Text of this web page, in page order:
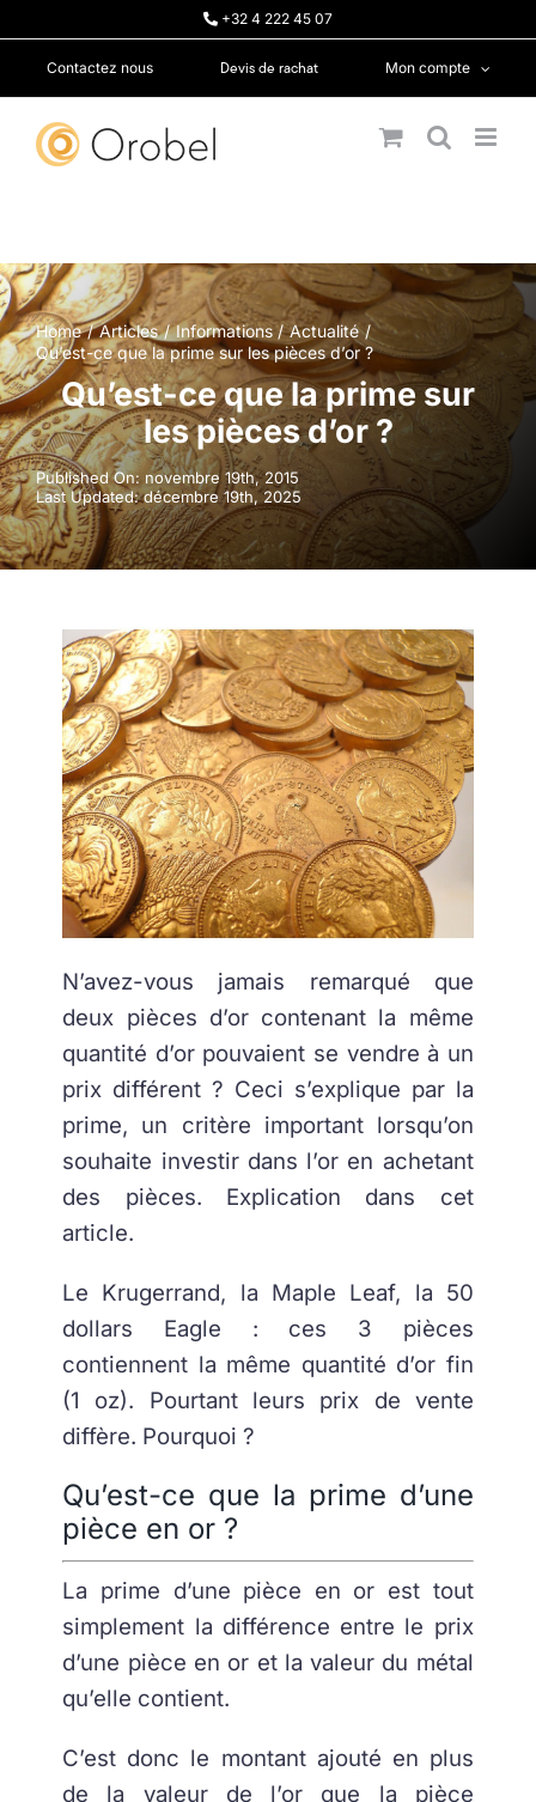
+32 4 222 45 07
Contactez nous Devis de rachat Mon compte
Home Articles Informations
Actualité
Qu’est-ce que la prime sur les pièces d’or ?
Qu’est-ce que la prime sur
les pièces d’or ?
Published On: novembre 19th, 2015
Last Updated: décembre 19th, 2025
N’avez-vous jamais remarqué que
deux pièces d’or contenant la même
quantité d’or pouvaient se vendre à un
prix différent ? Ceci s’explique par la
prime, un critère important lorsqu’on
souhaite investir dans l’or en achetant
des pièces. Explication dans cet
article.
Le Krugerrand, la Maple Leaf, la 50
dollars Eagle : ces 3 pièces
contiennent la même quantité d’or fin
(1 oz). Pourtant leurs prix de vente
diffère. Pourquoi ?
Qu’est-ce que la prime d’une
pièce en or ?
La prime d’une pièce en or est tout
simplement la différence entre le prix
d’une pièce en or et la valeur du métal
qu’elle contient.
C’est donc le montant ajouté en plus
de la valeur de l’or que la pièce